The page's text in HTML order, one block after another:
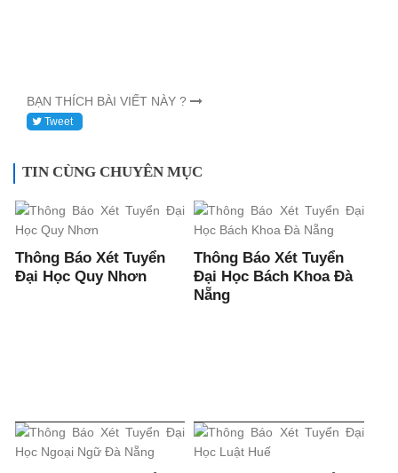
BẠN THÍCH BÀI VIẾT NÀY ?
Tweet
TIN CÙNG CHUYÊN MỤC
Thông Báo Xét Tuyển
Đại Học Quy Nhơn
Thông Báo Xét Tuyển
Đại Học Bách Khoa Đà
Nẵng